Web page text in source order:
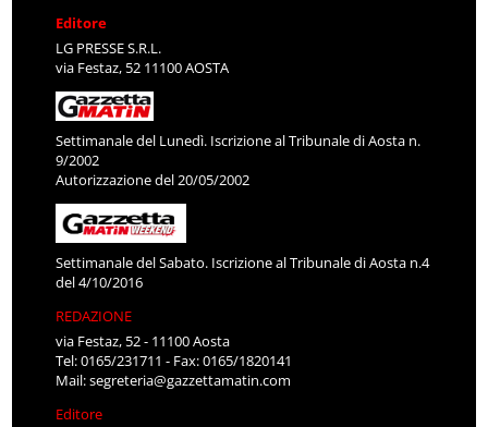
Editore
LG PRESSE S.R.L.
via Festaz, 52 11100 AOSTA
Settimanale del Lunedì. Iscrizione al Tribunale di Aosta n.
9/2002
Autorizzazione del 20/05/2002
Settimanale del Sabato. Iscrizione al Tribunale di Aosta n.4
del 4/10/2016
REDAZIONE
via Festaz, 52 - 11100 Aosta
Tel: 0165/231711 - Fax: 0165/1820141
Mail:segreteria@gazzettamatin.com
Editore